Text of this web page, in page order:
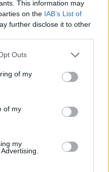
This information may
on the IAB’s List of
further disclose it to other
Outs
of my
of my
my
köszöntötték
a 102. születésnapját
olimpiai bajnok